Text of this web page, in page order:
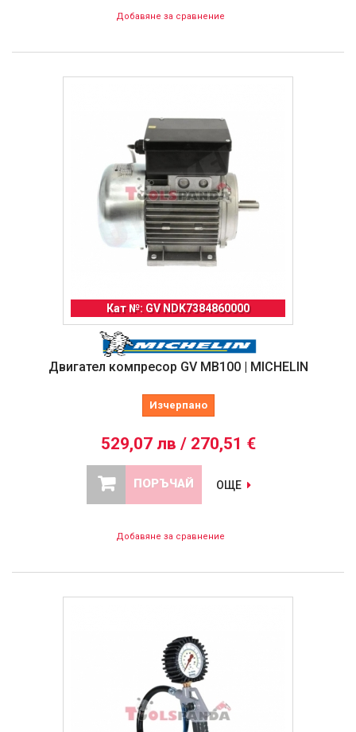
Добавяне за сравнение
Кат №: GV NDK7384860000
Двигател компресор GV MB100 | MICHELIN
Изчерпано
529,07 лв / 270,51 €
ПОРЪЧАЙ ОЩЕ
Добавяне за сравнение